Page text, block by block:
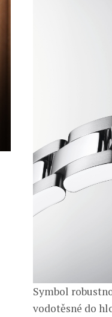
Symbol
vodotěsné do